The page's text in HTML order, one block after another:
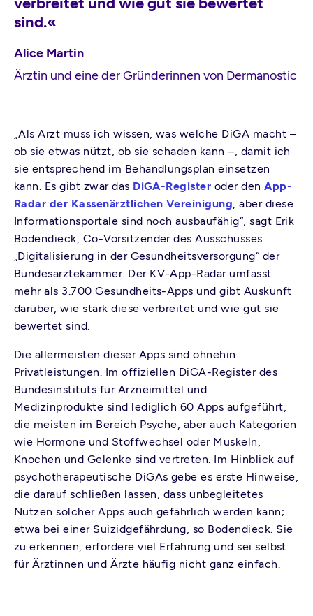
sind.«
Alice Martin
Ärztin und eine der Gründerinnen von Dermanostic
„Als Arzt muss ich wissen, was welche DiGA macht –
ob sie etwas nützt, ob sie schaden kann –, damit ich
sie entsprechend im Behandlungsplan einsetzen
kann. Es gibt zwar das DiGA-Register oder denApp-
Radar der Kassenärztlichen Vereinigung, aber diese
Informationsportale sind noch ausbaufähig“, sagt Erik
Bodendieck, Co-Vorsitzender des Ausschusses
„Digitalisierung in der Gesundheitsversorgung“ der
Bundesärztekammer. Der KV-App-Radar umfasst
mehr als 3.700 Gesundheits-Apps und gibt Auskunft
darüber, wie stark diese verbreitet und wie gut sie
bewertet sind.
Die allermeisten dieser Apps sind ohnehin
Privatleistungen. Im offiziellen DiGA-Register des
Bundesinstituts für Arzneimittel und
Medizinprodukte sind lediglich 60 Apps aufgeführt,
die meisten im Bereich Psyche, aber auch Kategorien
wie Hormone und Stoffwechsel oder Muskeln,
Knochen und Gelenke sind vertreten. Im Hinblick auf
psychotherapeutische DiGAs gebe es erste Hinweise,
die darauf schließen lassen, dass unbegleitetes
Nutzen solcher Apps auch gefährlich werden kann;
etwa bei einer Suizidgefährdung, so Bodendieck. Sie
zu erkennen, erfordere viel Erfahrung und sei selbst
für Ärztinnen und Ärzte häufig nicht ganz einfach.